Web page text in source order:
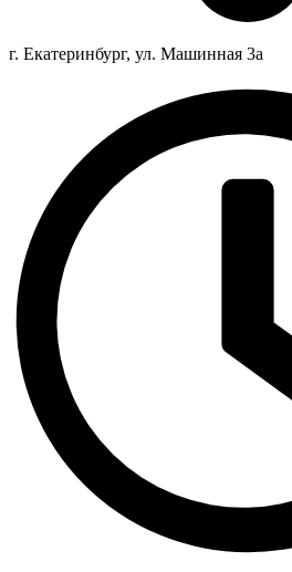
г. Екатеринбург, ул. Машинная 3а